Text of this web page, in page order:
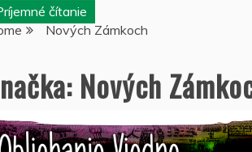
čítanie
Nových Zámkoch
Nových